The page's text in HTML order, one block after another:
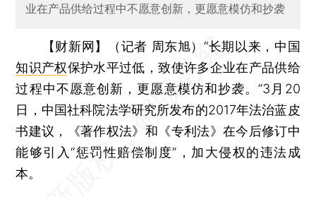
业在产品供给过程中不愿意创新，更愿意模仿和抄袭
【财新网】（记者 周东旭）“长期以来，中国
知识产权保护水平过低，致使许多企业在产品供给
过程中不愿意创新，更愿意模仿和抄袭。”3月20
日，中国社科院法学研究所发布的2017年法治蓝皮
书建议，《著作权法》和《专利法》在今后修订中
能够引入“惩罚性赔偿制度”，加大侵权的违法成
本。